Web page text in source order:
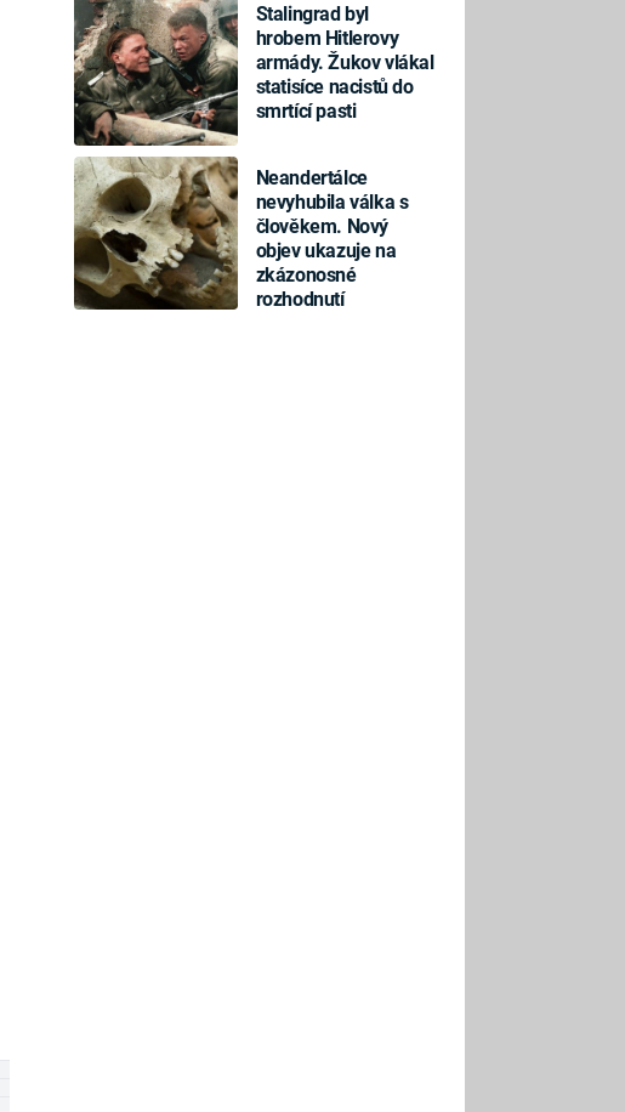
Stalingrad byl
hrobem Hitlerovy
armády. Žukov vlákal
statisíce nacistů do
smrtící pasti
Neandertálce
nevyhubila válka s
člověkem. Nový
objev ukazuje na
zkázonosné
rozhodnutí